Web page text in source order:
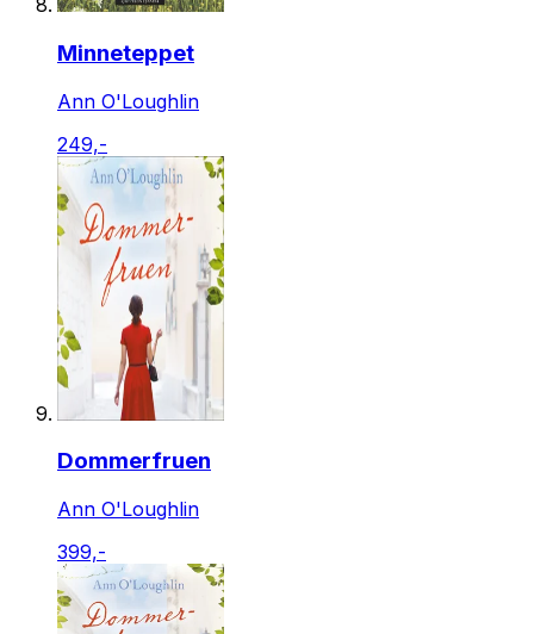
Minneteppet
Ann O'Loughlin
249,-
Dommerfruen
Ann O'Loughlin
399,-